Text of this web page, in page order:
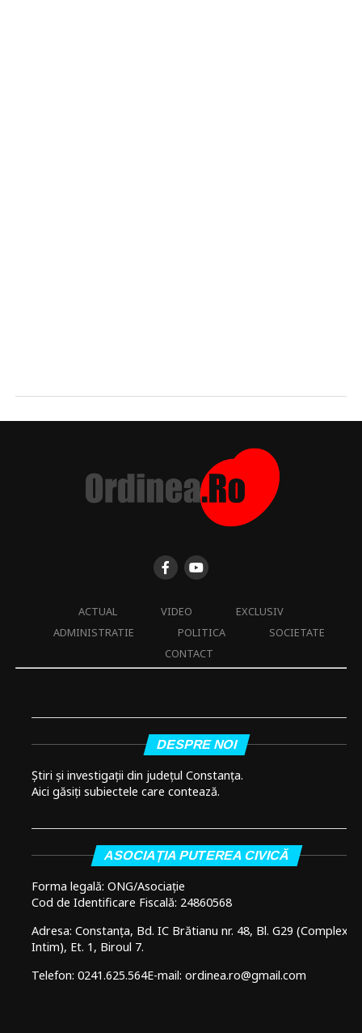
ACTUAL VIDEO
EXCLUSIV
ADMINISTRATIE
POLITICA
SOCIETATE
CONTACT
DESPRE NOI
Știri și investigații din județul Constanța.
Aici găsiți subiectele care contează.
ASOCIAȚIA PUTEREA CIVICĂ
Forma legală: ONG/Asociație
Cod de Identificare Fiscală: 24860568
Adresa: Constanța, Bd. IC Brătianu nr. 48, Bl. G29 (Complex
Intim), Et. 1, Biroul 7.
Telefon: 0241.625.564E-mail: ordinea.ro@gmail.com